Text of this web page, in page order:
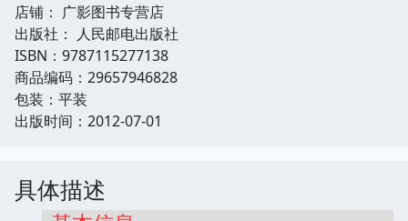
店铺： 广影图书专营店
出版社： 人民邮电出版社
ISBN：9787115277138
商品编码：29657946828
包装：平装
出版时间：2012-07-01
具体描述